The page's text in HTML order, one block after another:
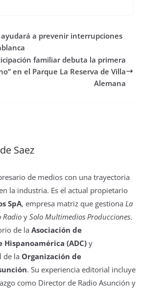
r
e
s
t
r
d
n
r
i
a prevenir interrupciones
familiar debuta la primera
en el Parque La Reserva de Villa
Alemana
Saez
de medios con una trayectoria
la industria. Es el actual propietario
SpA, empresa matriz que gestiona La
Radio ySolo Multimedios Producciones.
de laAsociación de
Hispanoamérica (ADC) y
de la Organización de
. Su experiencia editorial incluye
como Director de Radio Asunción y